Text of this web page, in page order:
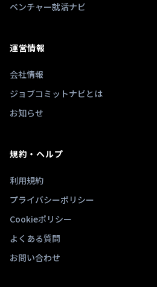
ベンチャー就活ナビ
運営情報
会社情報
ジョブコミットナビとは
お知らせ
規約・ヘルプ
利用規約
プライバシーポリシー
Cookieポリシー
よくある質問
お問い合わせ